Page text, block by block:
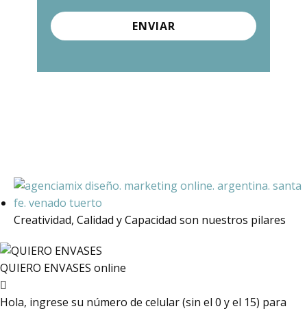
ENVIAR
Creatividad, Calidad y Capacidad son nuestros pilares
QUIERO ENVASES online
Hola, ingrese su número de celular (sin el 0 y el 15) para